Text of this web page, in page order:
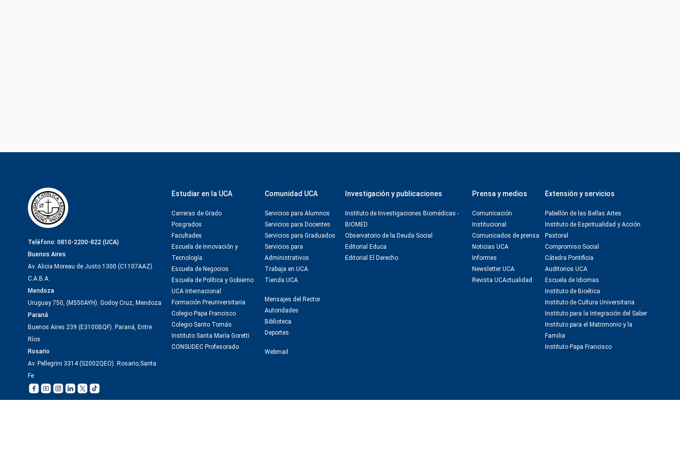
Teléfono: 0810-2200-822 (UCA)
Buenos Aires
Av. Alicia Moreau de Justo 1300 (C1107AAZ).
C.A.B.A.
Mendoza
Uruguay 750, (M550AYH). Godoy Cruz, Mendoza
Paraná
Buenos Aires 239 (E3100BQF). Paraná, Entre
Ríos
Rosario
Av. Pellegrini 3314 (S2002QEO). Rosario,Santa
Fe
Estudiar en la UCA
Carreras de Grado
Posgrados
Facultades
Escuela de Innovación y
Tecnología
Escuela de Negocios
Escuela de Política y Gobierno
UCA Internacional
Formación Preuniversitaria
Colegio Papa Francisco
Colegio Santo Tomás
Instituto Santa María Goretti
CONSUDEC Profesorado
Comunidad UCA
Servicios para Alumnos
Servicios para Docentes
Servicios para Graduados
Servicios para
Administrativos
Trabaja en UCA
Tienda UCA
Mensajes del Rector
Autoridades
Biblioteca
Deportes
Webmail
Investigación y publicaciones
Instituto de Investigaciones Biomédicas -
BIOMED
Observatorio de la Deuda Social
Editorial Educa
Editorial El Derecho
Prensa y medios
Comunicación
Institucional
Comunicados de prensa
Noticias UCA
Informes
Newsletter UCA
Revista UCActualidad
Extensión y servicios
Pabellón de las Bellas Artes
Instituto de Espiritualidad y Acción
Pastoral
Compromiso Social
Cátedra Pontificia
Auditorios UCA
Escuela de Idiomas
Instituto de Bioética
Instituto de Cultura Universitaria
Instituto para la Integración del Saber
Instituto para el Matrimonio y la
Familia
Instituto Papa Francisco